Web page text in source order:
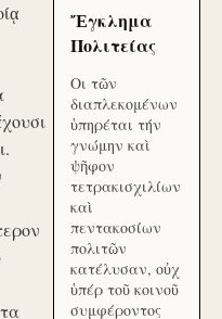
Ἔγκλημα
Πολιτείας
Οι τῶν
διαπλεκομένων
ὑπηρέται τήν
γνώμην καὶ
ψῆφον
τετρακισχιλίων
καὶ
πεντακοσίων
πολιτῶν
κατέλυσαν, οὐχ
ὑπέρ τοῦ κοινοῦ
συμφέροντος